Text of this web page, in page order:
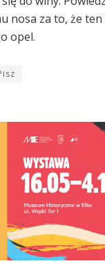
nosa za to, że
opel.